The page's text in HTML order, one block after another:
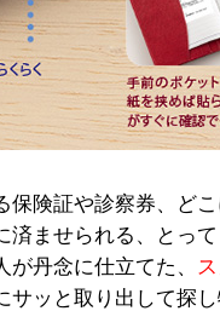
保険証や診察券、ど
済ませられる、とっ
丹念に仕立てた、
ッと取り出して探